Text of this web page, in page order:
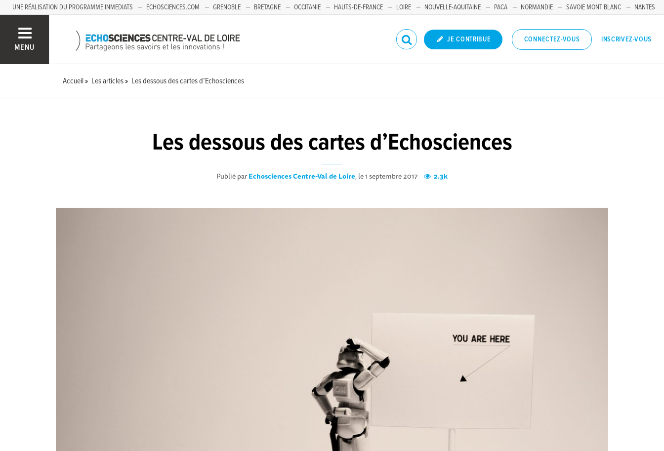
UNE RÉALISATION DU PROGRAMME INMEDIATS ECHOSCIENCES.COM GRENOBLE BRETAGNE OCCITANIE HAUTS-DE-FRANCE LOIRE NOUVELLE-AQUITAINE PACA NORMANDIE SAVOIE MONT BLANC
NANTES
MENU
JE CONTRIBUE CONNECTEZ-VOUS INSCRIVEZ-VOUS
Accueil Les articles Les dessous des cartes d’Echosciences
Les dessous des cartes d’Echosciences
Publié parEchosciences Centre-Val de Loire, le 1 septembre 2017 2.3k